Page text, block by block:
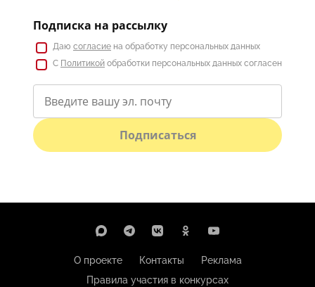
Подписка на рассылку
Даю согласие на обработку персональных данных
С Политикой обработки персональных данных согласен
Подписаться
О проекте Контакты
Реклама
Правила участия в конкурсах